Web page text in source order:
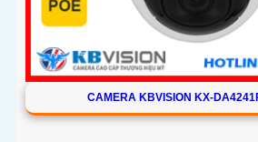
CAMERA KBVISION KX-